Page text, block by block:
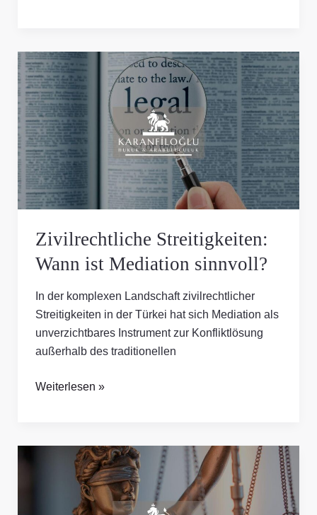
Zivilrechtliche Streitigkeiten:
Wann ist Mediation sinnvoll?
In der komplexen Landschaft zivilrechtlicher
Streitigkeiten in der Türkei hat sich Mediation als
unverzichtbares Instrument zur Konfliktlösung
außerhalb des traditionellen
Zivilrechtliche
Streitigkeiten:
Wann
ist
Mediation
sinnvoll?
Weiterlesen »
Erbschaftsplanung:
Rechtliche
Strategien